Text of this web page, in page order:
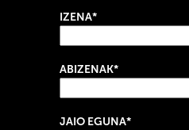
IZENA*
ABIZENAK*
JAIO EGUNA*